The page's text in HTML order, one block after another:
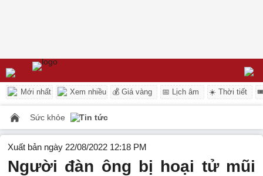
Mới nhất Xem nhiều 💰 Giá vàng 📅 Lịch âm ☀️ Thời tiết
Sức khỏe Tin tức
Xuất bản ngày 22/08/2022 12:18 PM
Người đàn ông bị hoại tử mũi